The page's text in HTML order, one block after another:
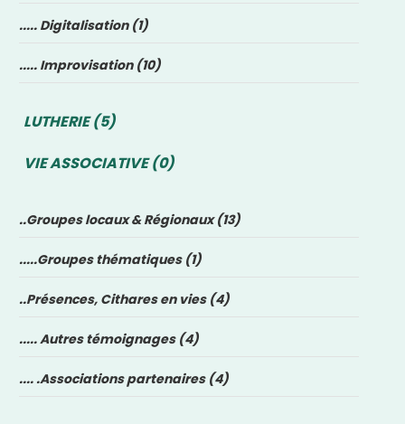
..... Digitalisation (1)
..... Improvisation (10)
LUTHERIE (5)
VIE ASSOCIATIVE (0)
..Groupes locaux & Régionaux (13)
.....Groupes thématiques (1)
..Présences, Cithares en vies (4)
..... Autres témoignages (4)
.... .Associations partenaires (4)